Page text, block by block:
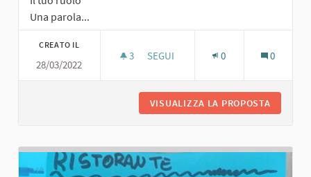
Una parola...
CREATO IL
28/03/2022
3 3 SOSTENITORI
SEGUI 0 0
VISUALIZZA LA PROPOSTA